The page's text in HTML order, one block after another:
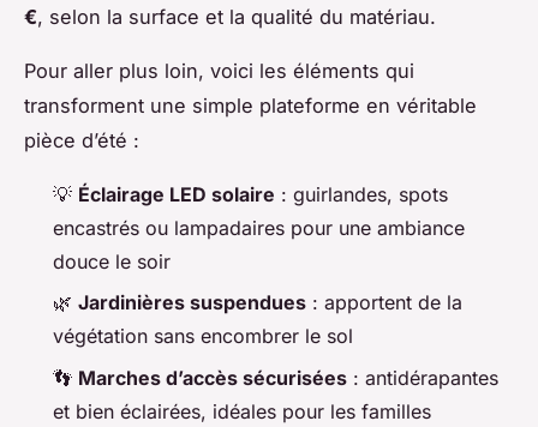
€, selon la surface et la qualité du matériau.
Pour aller plus loin, voici les éléments qui
transforment une simple plateforme en véritable
pièce d’été :
💡 Éclairage LED solaire : guirlandes, spots
encastrés ou lampadaires pour une ambiance
douce le soir
🌿 Jardinières suspendues : apportent de la
végétation sans encombrer le sol
👣 Marches d’accès sécurisées : antidérapantes
et bien éclairées, idéales pour les familles